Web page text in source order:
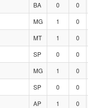
BA 0 0
MG 1 0
MT 1 0
SP 0 0
MG 1 0
SP 0 0
AP 1 0